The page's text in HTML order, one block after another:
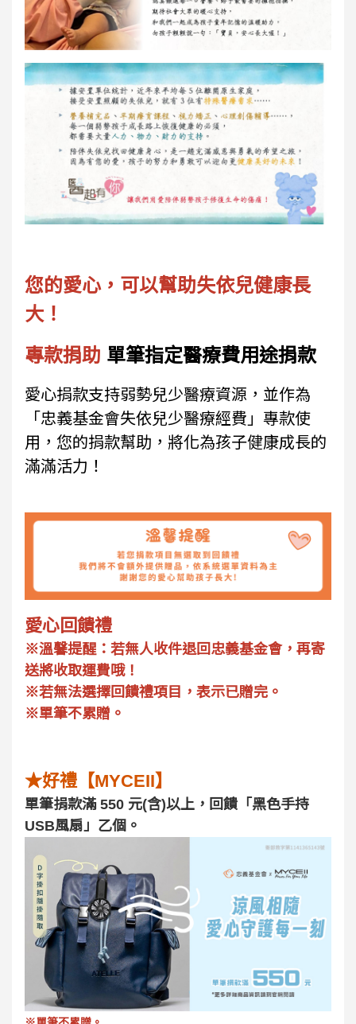
您的愛心，可以幫助失依兒健康長
大！
專款捐助 單筆指定醫療費用途捐款
愛心捐款支持弱勢兒少醫療資源，並作為
「忠義基金會失依兒少醫療經費」專款使
用，您的捐款幫助，將化為孩子健康成長的
滿滿活力！
愛心回饋禮
※溫馨提醒：若無人收件退回忠義基金會，再寄
送將收取運費哦！
※若無法選擇回饋禮項目，表示已贈完。
※單筆不累贈。
★好禮【MYCEII】
單筆捐款滿 550 元(含)以上，回饋「黑色手持
USB風扇」乙個。